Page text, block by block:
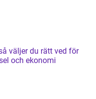
och ekonomi